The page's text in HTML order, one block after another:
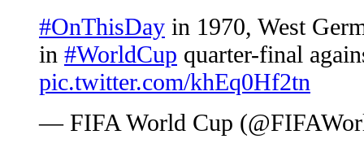
#OnThisDay in 1970, West
in #WorldCup quarter-final
pic.twitter.com/khEq0Hf2tn
— FIFA World Cup